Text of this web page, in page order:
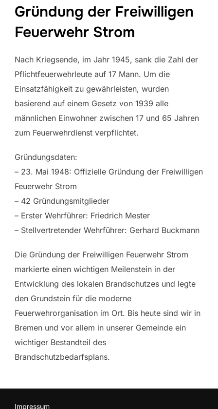
Gründung der Freiwilligen
Feuerwehr Strom
Nach Kriegsende, im Jahr 1945, sank die Zahl der
Pflichtfeuerwehrleute auf 17 Mann. Um die
Einsatzfähigkeit zu gewährleisten, wurden
basierend auf einem Gesetz von 1939 alle
männlichen Einwohner zwischen 17 und 65 Jahren
zum Feuerwehrdienst verpflichtet.
Gründungsdaten:
– 23. Mai 1948: Offizielle Gründung der Freiwilligen
Feuerwehr Strom
– 42 Gründungsmitglieder
– Erster Wehrführer: Friedrich Mester
– Stellvertretender Wehrführer: Gerhard Buckmann
Die Gründung der Freiwilligen Feuerwehr Strom
markierte einen wichtigen Meilenstein in der
Entwicklung des lokalen Brandschutzes und legte
den Grundstein für die moderne
Feuerwehrorganisation im Ort. Bis heute sind wir in
Bremen und vor allem in unserer Gemeinde ein
wichtiger Bestandteil des
Brandschutzbedarfsplans.
Impressum